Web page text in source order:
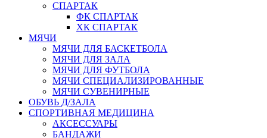
СПАРТАК
ФК СПАРТАК
ХК СПАРТАК
МЯЧИ
МЯЧИ ДЛЯ БАСКЕТБОЛА
МЯЧИ ДЛЯ ЗАЛА
МЯЧИ ДЛЯ ФУТБОЛА
МЯЧИ СПЕЦИАЛИЗИРОВАННЫЕ
МЯЧИ СУВЕНИРНЫЕ
ОБУВЬ Д/ЗАЛА
СПОРТИВНАЯ МЕДИЦИНА
АКСЕССУАРЫ
БАНДАЖИ